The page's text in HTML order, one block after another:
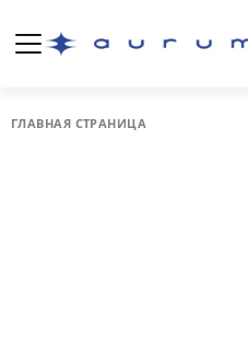
ГЛАВНАЯ СТРАНИЦА